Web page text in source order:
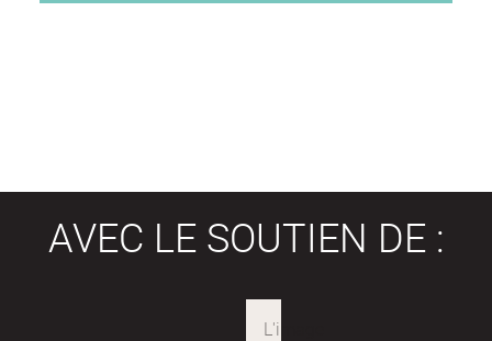
AVEC LE SOUTIEN DE :